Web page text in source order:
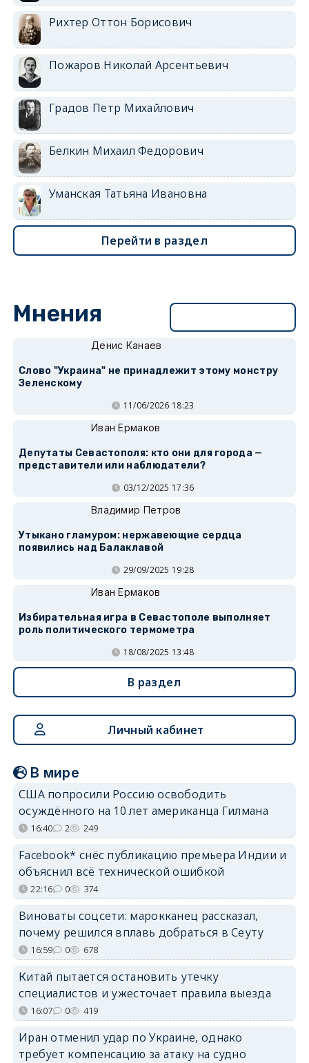
Рихтер Оттон Борисович
Пожаров Николай Арсентьевич
Градов Петр Михайлович
Белкин Михаил Федорович
Уманская Татьяна Ивановна
Перейти в раздел
Мнения
Денис Канаев
Слово "Украина" не принадлежит этому монстру
Зеленскому
11/06/2026 18:23
Иван Ермаков
Депутаты Севастополя: кто они для города —
представители или наблюдатели?
03/12/2025 17:36
Владимир Петров
Утыкано гламуром: нержавеющие сердца
появились над Балаклавой
29/09/2025 19:28
Иван Ермаков
Избирательная игра в Севастополе выполняет
роль политического термометра
18/08/2025 13:48
В раздел
Личный кабинет
В мире
США попросили Россию освободить
осуждённого на 10 лет американца Гилмана
16:40 2 249
Facebook* снёс публикацию премьера Индии и
объяснил всё технической ошибкой
22:16 0 374
Виноваты соцсети: марокканец рассказал,
почему решился вплавь добраться в Сеуту
16:59 0 678
Китай пытается остановить утечку
специалистов и ужесточает правила выезда
16:07 0 419
Иран отменил удар по Украине, однако
требует компенсацию за атаку на судно